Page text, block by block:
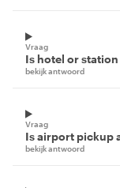
Vraag
Is hotel or
bekijk antwoord
Vraag
Is airport pickup
bekijk antwoord